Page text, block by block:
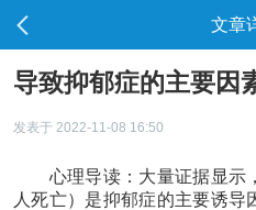
文章
导致抑郁症的主要因
发表于 2022-11-08 16:50
心理导读：大量证据显示
人死亡）是抑郁症的主要诱